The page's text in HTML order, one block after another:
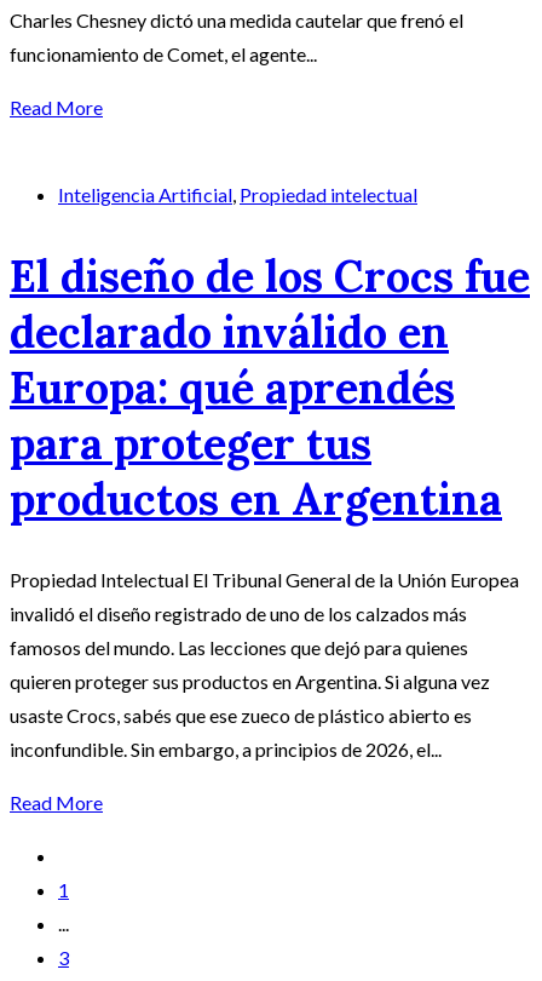
Charles Chesney dictó una medida cautelar que frenó el
funcionamiento de Comet, el agente...
Read More
Inteligencia Artificial, Propiedad intelectual
El diseño de los Crocs fue
declarado inválido en
Europa: qué aprendés
para proteger tus
productos en Argentina
Propiedad Intelectual El Tribunal General de la Unión Europea
invalidó el diseño registrado de uno de los calzados más
famosos del mundo. Las lecciones que dejó para quienes
quieren proteger sus productos en Argentina. Si alguna vez
usaste Crocs, sabés que ese zueco de plástico abierto es
inconfundible. Sin embargo, a principios de 2026, el...
Read More
1
...
3